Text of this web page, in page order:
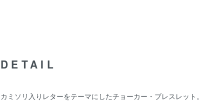
DETAIL
カミソリ入りレターをテーマにしたチョーカー・ブレスレット。